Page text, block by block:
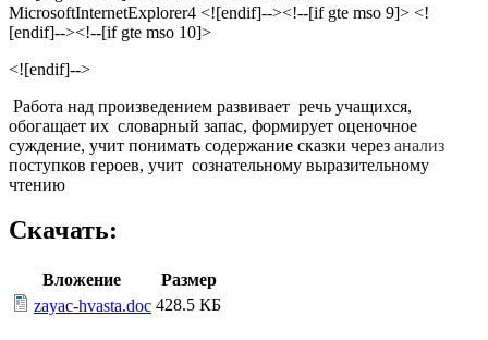
MicrosoftInternetExplorer4 <![endif]--><!--[if gte mso 9]> <!
[endif]--><!--[if gte mso 10]>
<![endif]-->
Работа над произведением развивает речь учащихся,
обогащает их словарный запас, формирует оценочное
суждение, учит понимать содержание сказки через анализ
поступков героев, учит сознательному выразительному
чтению
Скачать:
Вложение
Размер
zayac-hvasta.doc 428.5 КБ